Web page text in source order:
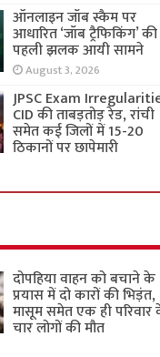
ऑनलाइन जॉब स्कैम पर
आधारित ‘जॉब ट्रैफिकिंग’ की
पहली झलक आयी सामने
August 3, 2026
JPSC Exam
CID की ताबड़तोड़ रेड, रांची
समेत कई जिलों में 15-20
ठिकानों पर छापेमारी
दोपहिया वाहन को बचाने के
प्रयास में दो कारों की भिड़ंत,
मासूम समेत एक ही परिवार
चार लोगों की मौत